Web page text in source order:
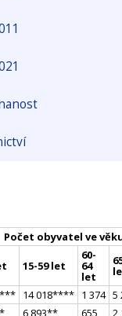
Počet obyvatel ve
15-59 let
60-
64
let
** 14 018**** 1 374 5
* 6 893** 655 2